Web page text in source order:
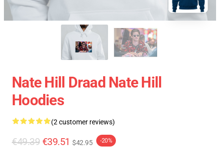
Nate Hill Draad Nate Hill
Hoodies
(2 customer reviews)
€49.39 €39.51 $42.95 -20%